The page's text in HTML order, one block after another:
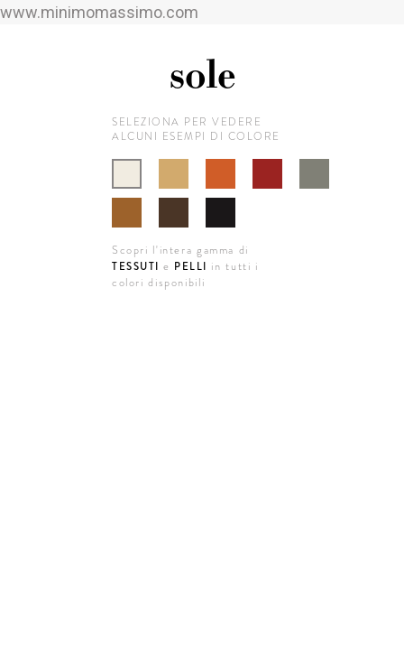
www.minimomassimo.com
sole
SELEZIONA PER VEDERE
ALCUNI ESEMPI DI COLORE
Scopri l'intera gamma di
TESSUTI e PELLI in tutti i
colori disponibili